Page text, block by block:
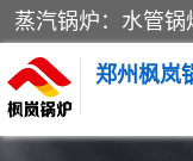
郑州枫岚